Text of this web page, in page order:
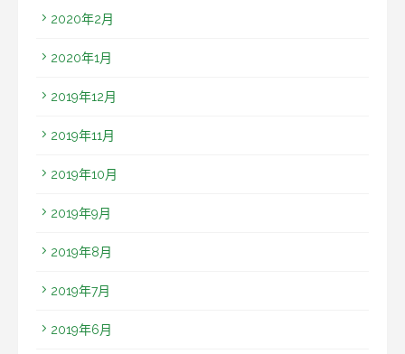
2020年2月
2020年1月
2019年12月
2019年11月
2019年10月
2019年9月
2019年8月
2019年7月
2019年6月